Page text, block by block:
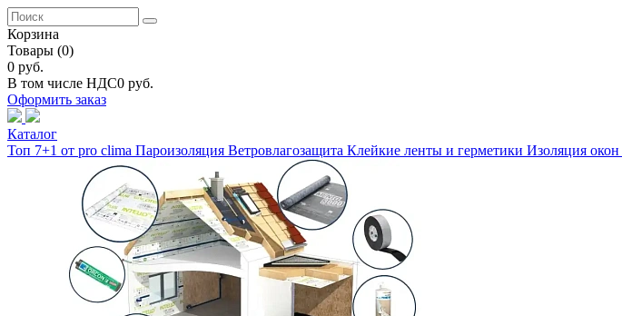
Корзина
Товары (0)
0 руб.
В том числе НДС0 руб.
Оформить заказ
Каталог
Топ 7+1 от pro clima Пароизоляция Ветровлагозащита Клейкие ленты и герметики Изоляция окон